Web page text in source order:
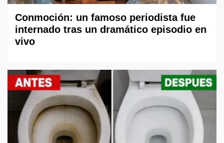
Conmoción: un famoso periodista fue
internado tras un dramático episodio en
vivo